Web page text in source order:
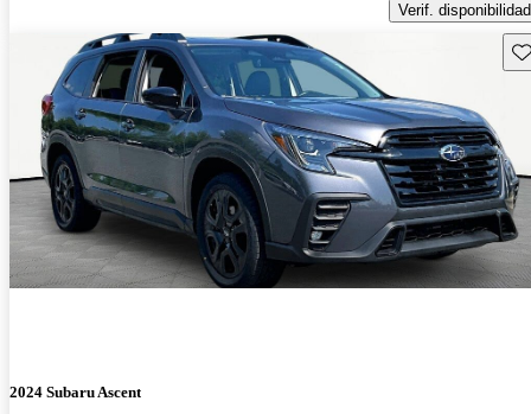
Verif. disponibilidad
2024 Subaru Ascent